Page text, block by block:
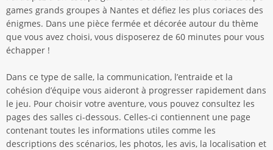
games grands groupes à Nantes et défiez les plus coriaces des
énigmes. Dans une pièce fermée et décorée autour du thème
que vous avez choisi, vous disposerez de 60 minutes pour vous
échapper !
Dans ce type de salle, la communication, l’entraide et la
cohésion d’équipe vous aideront à progresser rapidement dans
le jeu. Pour choisir votre aventure, vous pouvez consultez les
pages des salles ci-dessous. Celles-ci contiennent une page
contenant toutes les informations utiles comme les
descriptions des scénarios, les photos, les avis, la localisation et